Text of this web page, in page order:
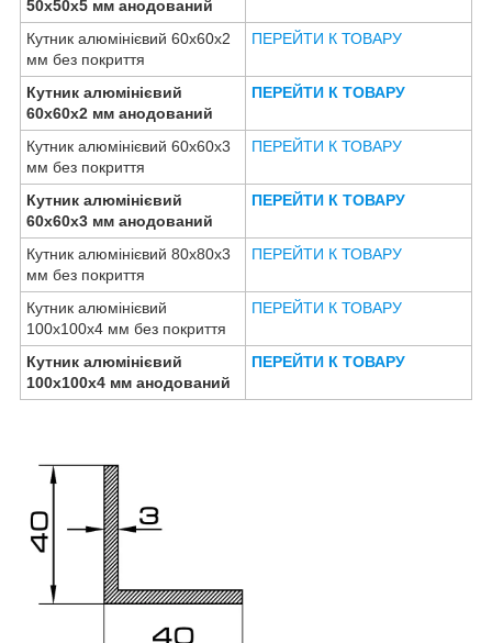
50х50х5 мм анодований
Кутник алюмінієвий 60х60х2
мм без покриття
ПЕРЕЙТИ К ТОВАРУ
Кутник алюмінієвий
60х60х2 мм анодований
ПЕРЕЙТИ К ТОВАРУ
Кутник алюмінієвий 60х60х3
мм без покриття
ПЕРЕЙТИ К ТОВАРУ
Кутник алюмінієвий
60х60х3 мм анодований
ПЕРЕЙТИ К ТОВАРУ
Кутник алюмінієвий 80х80х3
мм без покриття
ПЕРЕЙТИ К ТОВАРУ
Кутник алюмінієвий
100х100х4 мм без покриття
ПЕРЕЙТИ К ТОВАРУ
Кутник алюмінієвий
100х100х4 мм анодований
ПЕРЕЙТИ К ТОВАРУ